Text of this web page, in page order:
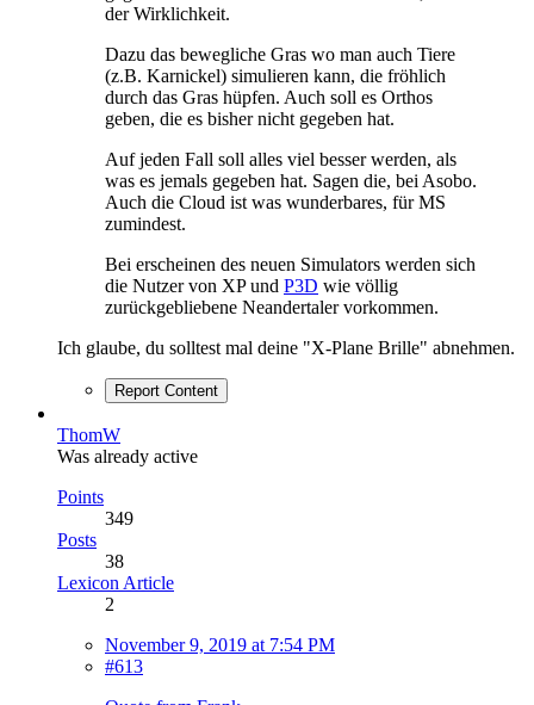
der Wirklichkeit.
Dazu das bewegliche Gras wo man auch Tiere
(z.B. Karnickel) simulieren kann, die fröhlich
durch das Gras hüpfen. Auch soll es Orthos
geben, die es bisher nicht gegeben hat.
Auf jeden Fall soll alles viel besser werden, als
was es jemals gegeben hat. Sagen die, bei Asobo.
Auch die Cloud ist was wunderbares, für MS
zumindest.
Bei erscheinen des neuen Simulators werden sich
die Nutzer von XP und P3D wie völlig
zurückgebliebene Neandertaler vorkommen.
Ich glaube, du solltest mal deine "X-Plane Brille" abnehmen.
Report Content
ThomW
Was already active
Points
349
Posts
38
Lexicon Article
2
November 9, 2019 at 7:54 PM
#613